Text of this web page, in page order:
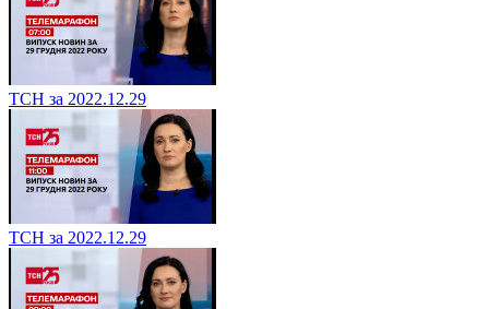
ТСН за 2022.12.29
ТСН за 2022.12.29